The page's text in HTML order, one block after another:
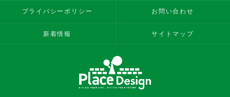
プライバシーポリシー お問い合わせ
新着情報 サイトマップ